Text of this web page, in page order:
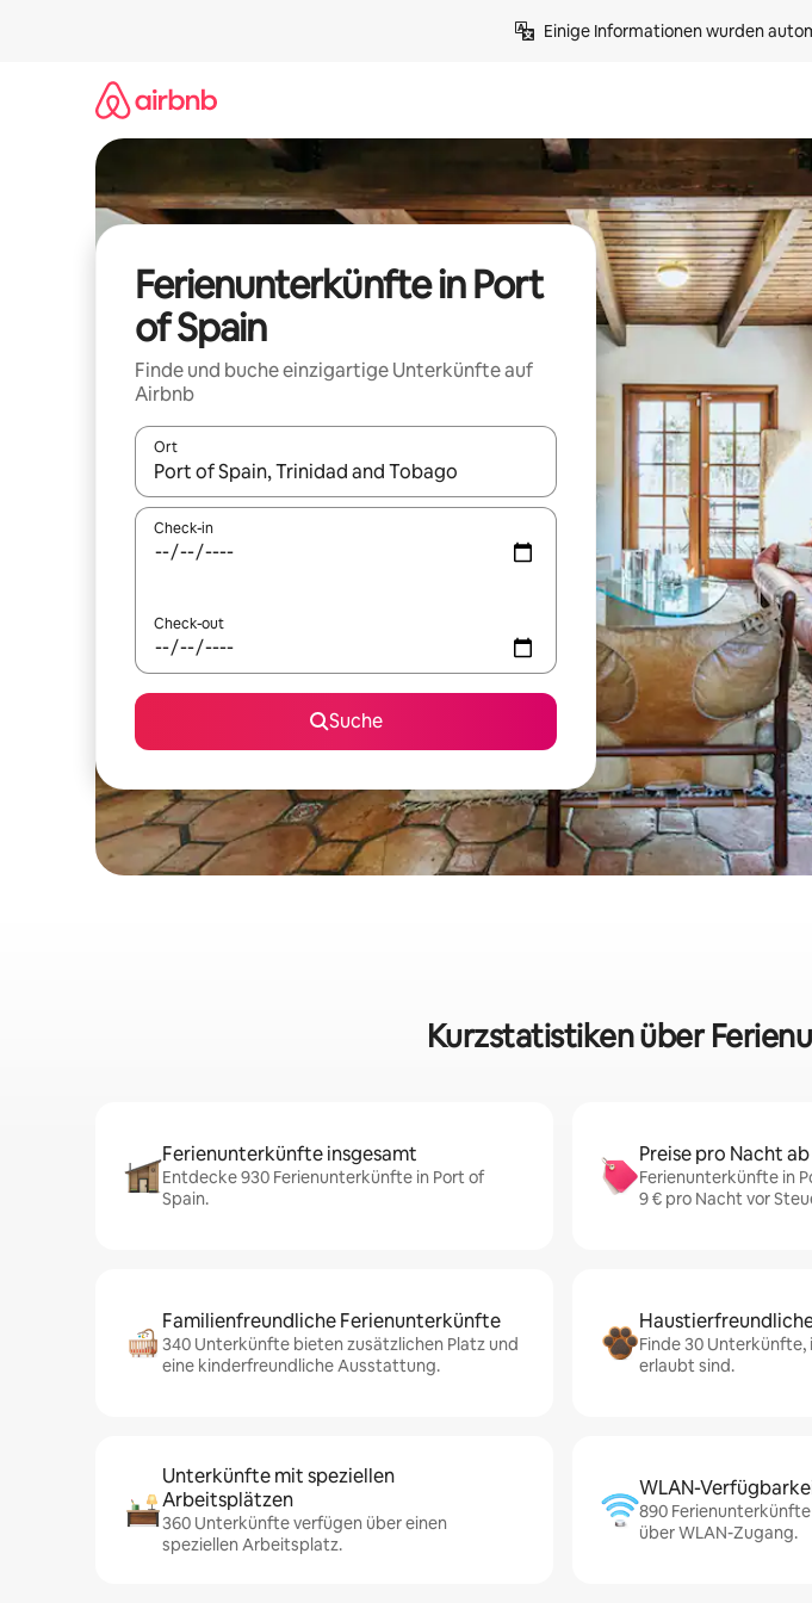
Einige Informationen wurden
Ferienunterkünfte in Port
of Spain
Finde und buche einzigartige Unterkünfte auf
Airbnb
Ort
Wenn Ergebnisse verfügbar sind, navigiere mit den Pfeiltasten nach oben und unten
Check-in
Check-out
Suche
Kurzstatistiken über
Ferienunterkünfte insgesamt
Entdecke 930 Ferienunterkünfte in Port of
Spain.
Preise pro Nacht ab
Ferienunterkünfte in
9 € pro Nacht vor
Familienfreundliche Ferienunterkünfte
340 Unterkünfte bieten zusätzlichen Platz und
eine kinderfreundliche Ausstattung.
Finde 30
erlaubt sind.
Unterkünfte mit speziellen
Arbeitsplätzen
360 Unterkünfte verfügen über einen
speziellen Arbeitsplatz.
WLAN-
890
über WLAN-Zugang.